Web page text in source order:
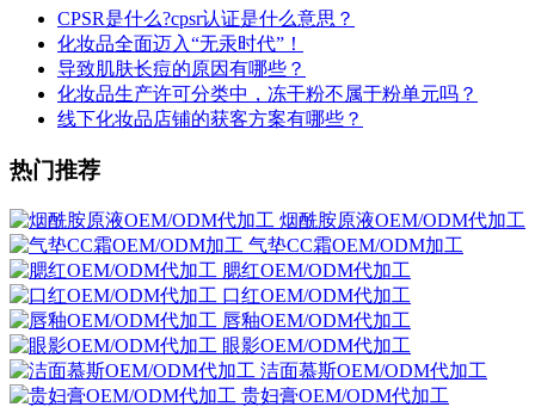
CPSR是什么?cpsr认证是什么意思？
化妆品全面迈入“无汞时代”！
导致肌肤长痘的原因有哪些？
化妆品生产许可分类中，冻干粉不属于粉单元吗？
线下化妆品店铺的获客方案有哪些？
热门推荐
烟酰胺原液OEM/ODM代加工
气垫CC霜OEM/ODM加工
腮红OEM/ODM代加工
口红OEM/ODM代加工
唇釉OEM/ODM代加工
眼影OEM/ODM代加工
洁面慕斯OEM/ODM代加工
贵妇膏OEM/ODM代加工